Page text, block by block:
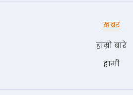
खबर
हाम्रो बारे
हामी